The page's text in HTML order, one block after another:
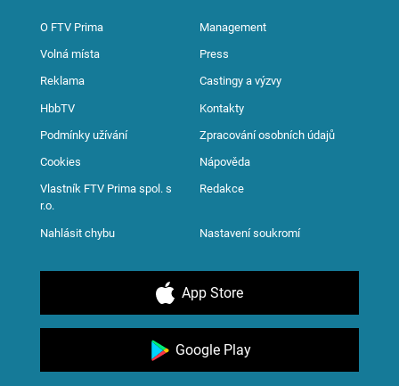
O FTV Prima Management
Volná místa Press
Reklama Castingy a výzvy
HbbTV Kontakty
Podmínky užívání Zpracování osobních údajů
Cookies Nápověda
Vlastník FTV Prima spol. s
r.o.
Redakce
Nahlásit chybu Nastavení soukromí
App Store
Google Play